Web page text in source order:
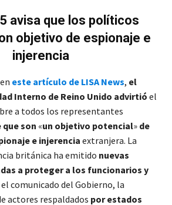
avisa que los políticos
objetivo de espionaje e
injerencia
este artículo de LISA News, el
Interno de Reino Unido advirtió el
a todos los representantes
que son «un objetivo potencial» de
e injerencia extranjera. La
británica ha emitido nuevas
a proteger a los funcionarios y
el comunicado del Gobierno, la
actores respaldados por estados